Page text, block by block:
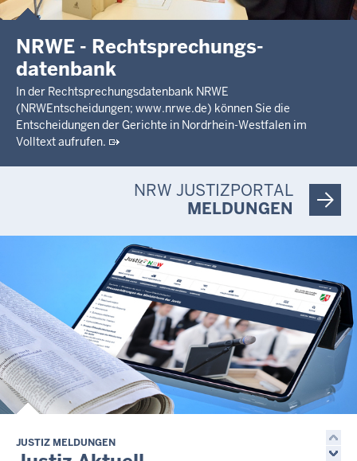
NRWE - Rechtsprechungs­
datenbank
In der Rechtsprechungsdatenbank NRWE
(NRWEntscheidungen; www.nrwe.de) können Sie die
Entscheidungen der Gerichte in Nordrhein-Westfalen im
Volltext aufrufen.
NRW JUSTIZPORTAL
MELDUNGEN
JUSTIZ MELDUNGEN